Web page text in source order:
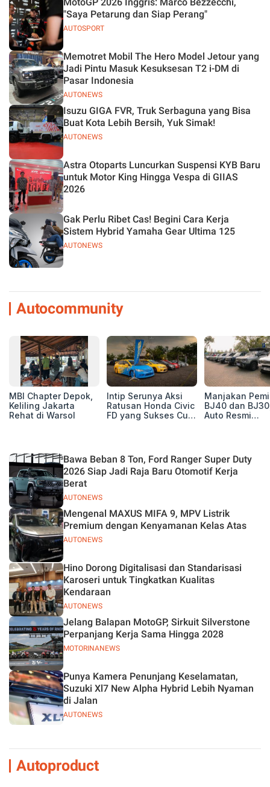
AUTOSPORT
"Saya Petarung dan Siap Perang"
AUTONEWS
Memotret Mobil The Hero Model Jetour yang
Jadi Pintu Masuk Kesuksesan T2 i-DM di
Pasar Indonesia
AUTONEWS
Isuzu GIGA FVR, Truk Serbaguna yang Bisa
Buat Kota Lebih Bersih, Yuk Simak!
Astra Otoparts Luncurkan Suspensi KYB Baru
untuk Motor King Hingga Vespa di GIIAS
2026
AUTONEWS
Gak Perlu Ribet Cas! Begini Cara Kerja
Sistem Hybrid Yamaha Gear Ultima 125
Autocommunity
MBI Chapter Depok,
Keliling Jakarta
Rehat di Warsol
Intip Serunya Aksi
Ratusan Honda Civic
FD yang Sukses Curi
Manjakan
BJ40 dan
Auto Resmi
AUTONEWS
Bawa Beban 8 Ton, Ford Ranger Super Duty
2026 Siap Jadi Raja Baru Otomotif Kerja
Berat
AUTONEWS
Mengenal MAXUS MIFA 9, MPV Listrik
Premium dengan Kenyamanan Kelas Atas
AUTONEWS
Hino Dorong Digitalisasi dan Standarisasi
Karoseri untuk Tingkatkan Kualitas
Kendaraan
MOTORINANEWS
Jelang Balapan MotoGP, Sirkuit Silverstone
Perpanjang Kerja Sama Hingga 2028
AUTONEWS
Punya Kamera Penunjang Keselamatan,
Suzuki Xl7 New Alpha Hybrid Lebih Nyaman
di Jalan
Autoproduct